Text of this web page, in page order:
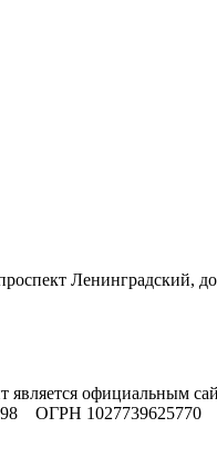
Ленинградский,
является официальным
ОГРН